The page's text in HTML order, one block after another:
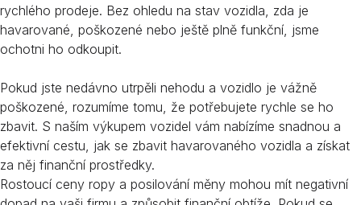
rychlého prodeje. Bez ohledu na stav vozidla, zda je
havarované, poškozené nebo ještě plně funkční, jsme
ochotni ho odkoupit.
Pokud jste nedávno utrpěli nehodu a vozidlo je vážně
poškozené, rozumíme tomu, že potřebujete rychle se ho
zbavit. S naším výkupem vozidel vám nabízíme snadnou a
efektivní cestu, jak se zbavit havarovaného vozidla a získat
za něj finanční prostředky.
Rostoucí ceny ropy a posilování měny mohou mít negativní